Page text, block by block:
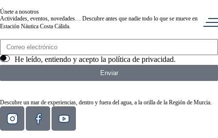
Únete a nosotros
Actividades, eventos, novedades… Descubre antes que nadie todo lo que se mueve en
Estación Náutica Costa Cálida.
He leído, entiendo y acepto la política de privacidad.
Enviar
Descubre un mar de experiencias, dentro y fuera del agua, a la orilla de la Región de Murcia.